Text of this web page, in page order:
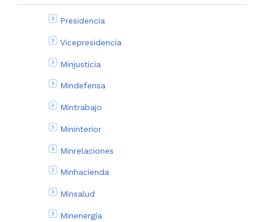
Presidencia
Vicepresidencia
Minjusticia
Mindefensa
Mintrabajo
Mininterior
Minrelaciones
Minhacienda
Minsalud
Minenergía